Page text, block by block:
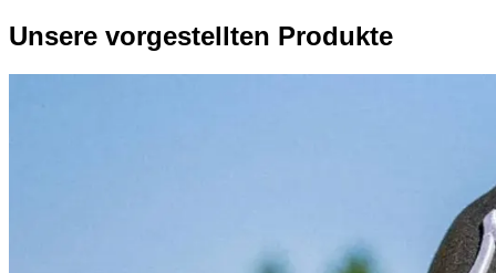
Unsere vorgestellten Produkte